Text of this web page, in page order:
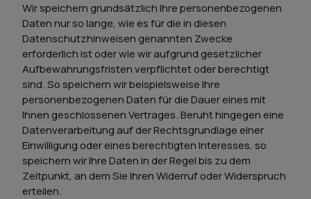
Wir speichern grundsätzlich Ihre personenbezogenen
Daten nur so lange, wie es für die in diesen
Datenschutzhinweisen genannten Zwecke
erforderlich ist oder wie wir aufgrund gesetzlicher
Aufbewahrungsfristen verpflichtet oder berechtigt
sind. So speichern wir beispielsweise Ihre
personenbezogenen Daten für die Dauer eines mit
Ihnen geschlossenen Vertrages. Beruht hingegen eine
Datenverarbeitung auf der Rechtsgrundlage einer
Einwilligung oder eines berechtigten Interesses, so
speichern wir Ihre Daten in der Regel bis zu dem
Zeitpunkt, an dem Sie Ihren Widerruf oder Widerspruch
erteilen.